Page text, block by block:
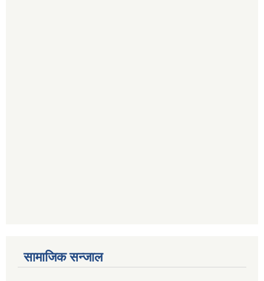
सामाजिक सन्जाल